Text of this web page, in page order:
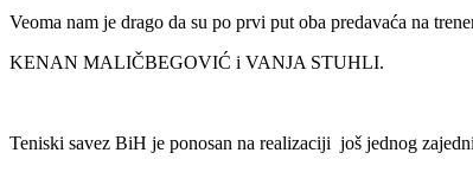
Veoma nam je drago da su po prvi put oba predavaća na
KENAN MALIČBEGOVIĆ i VANJA STUHLI.
Teniski savez BiH je ponosan na realizaciji još jednog